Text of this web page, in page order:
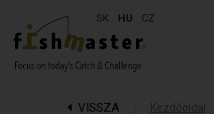
SK HU CZ
VISSZA Kezdőoldal